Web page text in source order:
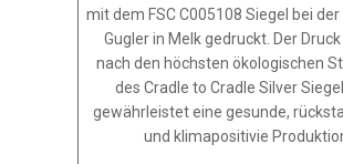
mit dem FSC C005108 Siegel bei der
Gugler in Melk gedruckt. Der
nach den höchsten ökologischen
des Cradle to Cradle Silver
gewährleistet eine gesunde,
und klimapositivie